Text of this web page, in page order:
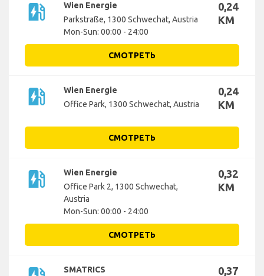
ev_station
Wien Energie
Parkstraße, 1300 Schwechat, Austria
Mon-Sun: 00:00 - 24:00
0,24
KM
СМОТРЕТЬ
ev_station
Wien Energie
Office Park, 1300 Schwechat, Austria
0,24
KM
СМОТРЕТЬ
ev_station
Wien Energie
Office Park 2, 1300 Schwechat,
Austria
Mon-Sun: 00:00 - 24:00
0,32
KM
СМОТРЕТЬ
SMATRICS
0,37